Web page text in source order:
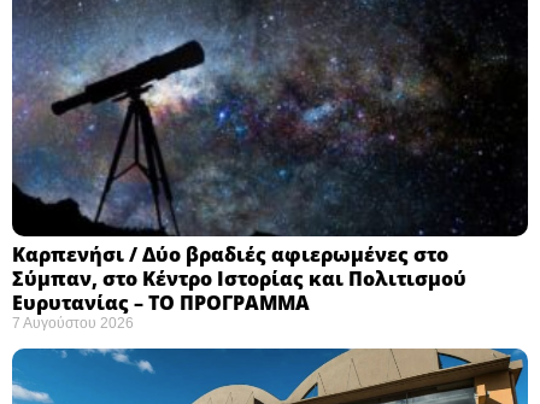
Καρπενήσι / Δύο βραδιές αφιερωμένες στο
Σύμπαν, στο Κέντρο Ιστορίας και Πολιτισμού
Ευρυτανίας – ΤΟ ΠΡΟΓΡΑΜΜΑ
7 Αυγούστου 2026